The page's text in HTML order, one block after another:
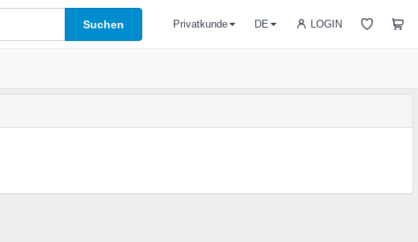
Suchen LOGIN
Privatkunde DE